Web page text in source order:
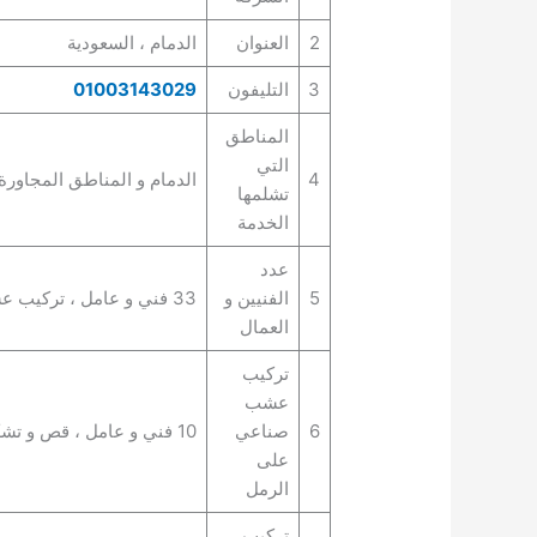
2 العنوان الدمام ، السعودية
3 التليفون 01003143029
4
المناطق
التي
تشلمها
الخدمة
الدمام و المناطق
5
عدد
الفنيين و
العمال
33 فني و عامل ، تركيب عشب صناعي بالدمام
6
تركيب
عشب
صناعي
على
الرمل
10 فني و عامل ، قص و تشكيل عشب صناعي